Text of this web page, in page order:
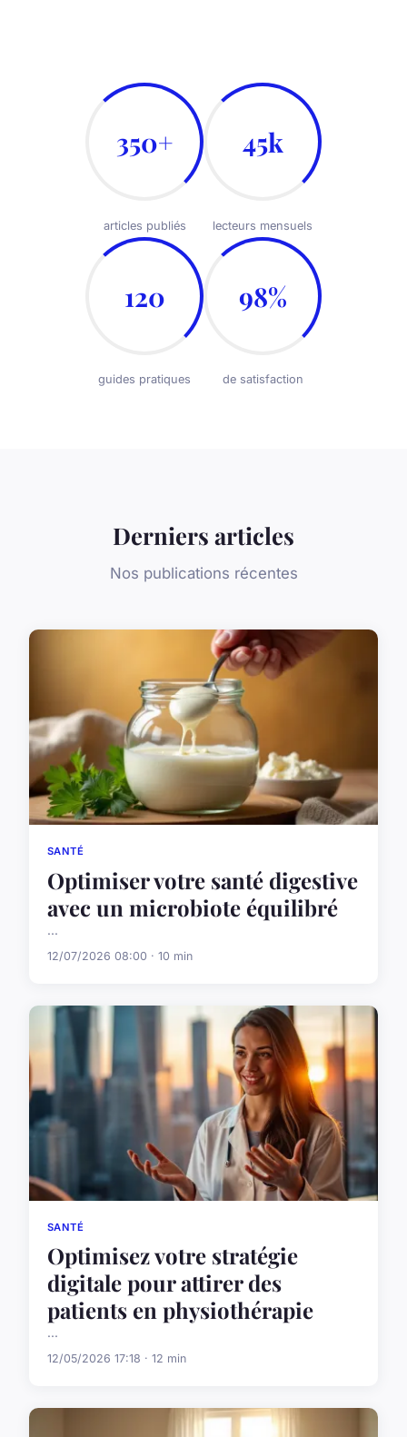
350+
articles publiés
45k
lecteurs mensuels
120
guides pratiques
98%
de satisfaction
Derniers articles
Nos publications récentes
SANTÉ
Optimiser votre santé digestive
avec un microbiote équilibré
...
12/07/2026 08:00 · 10 min
SANTÉ
Optimisez votre stratégie
digitale pour attirer des
patients en physiothérapie
...
12/05/2026 17:18 · 12 min